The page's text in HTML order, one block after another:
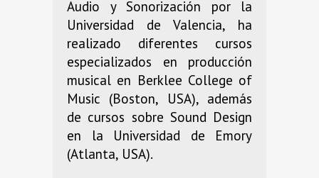
Audio y Sonorización por la
Universidad de Valencia, ha
realizado diferentes cursos
especializados en producción
musical en Berklee College of
Music (Boston, USA), además
de cursos sobre Sound Design
en la Universidad de Emory
(Atlanta, USA).